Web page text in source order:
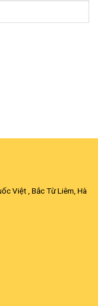
Việt , Bắc Từ Liêm, Hà